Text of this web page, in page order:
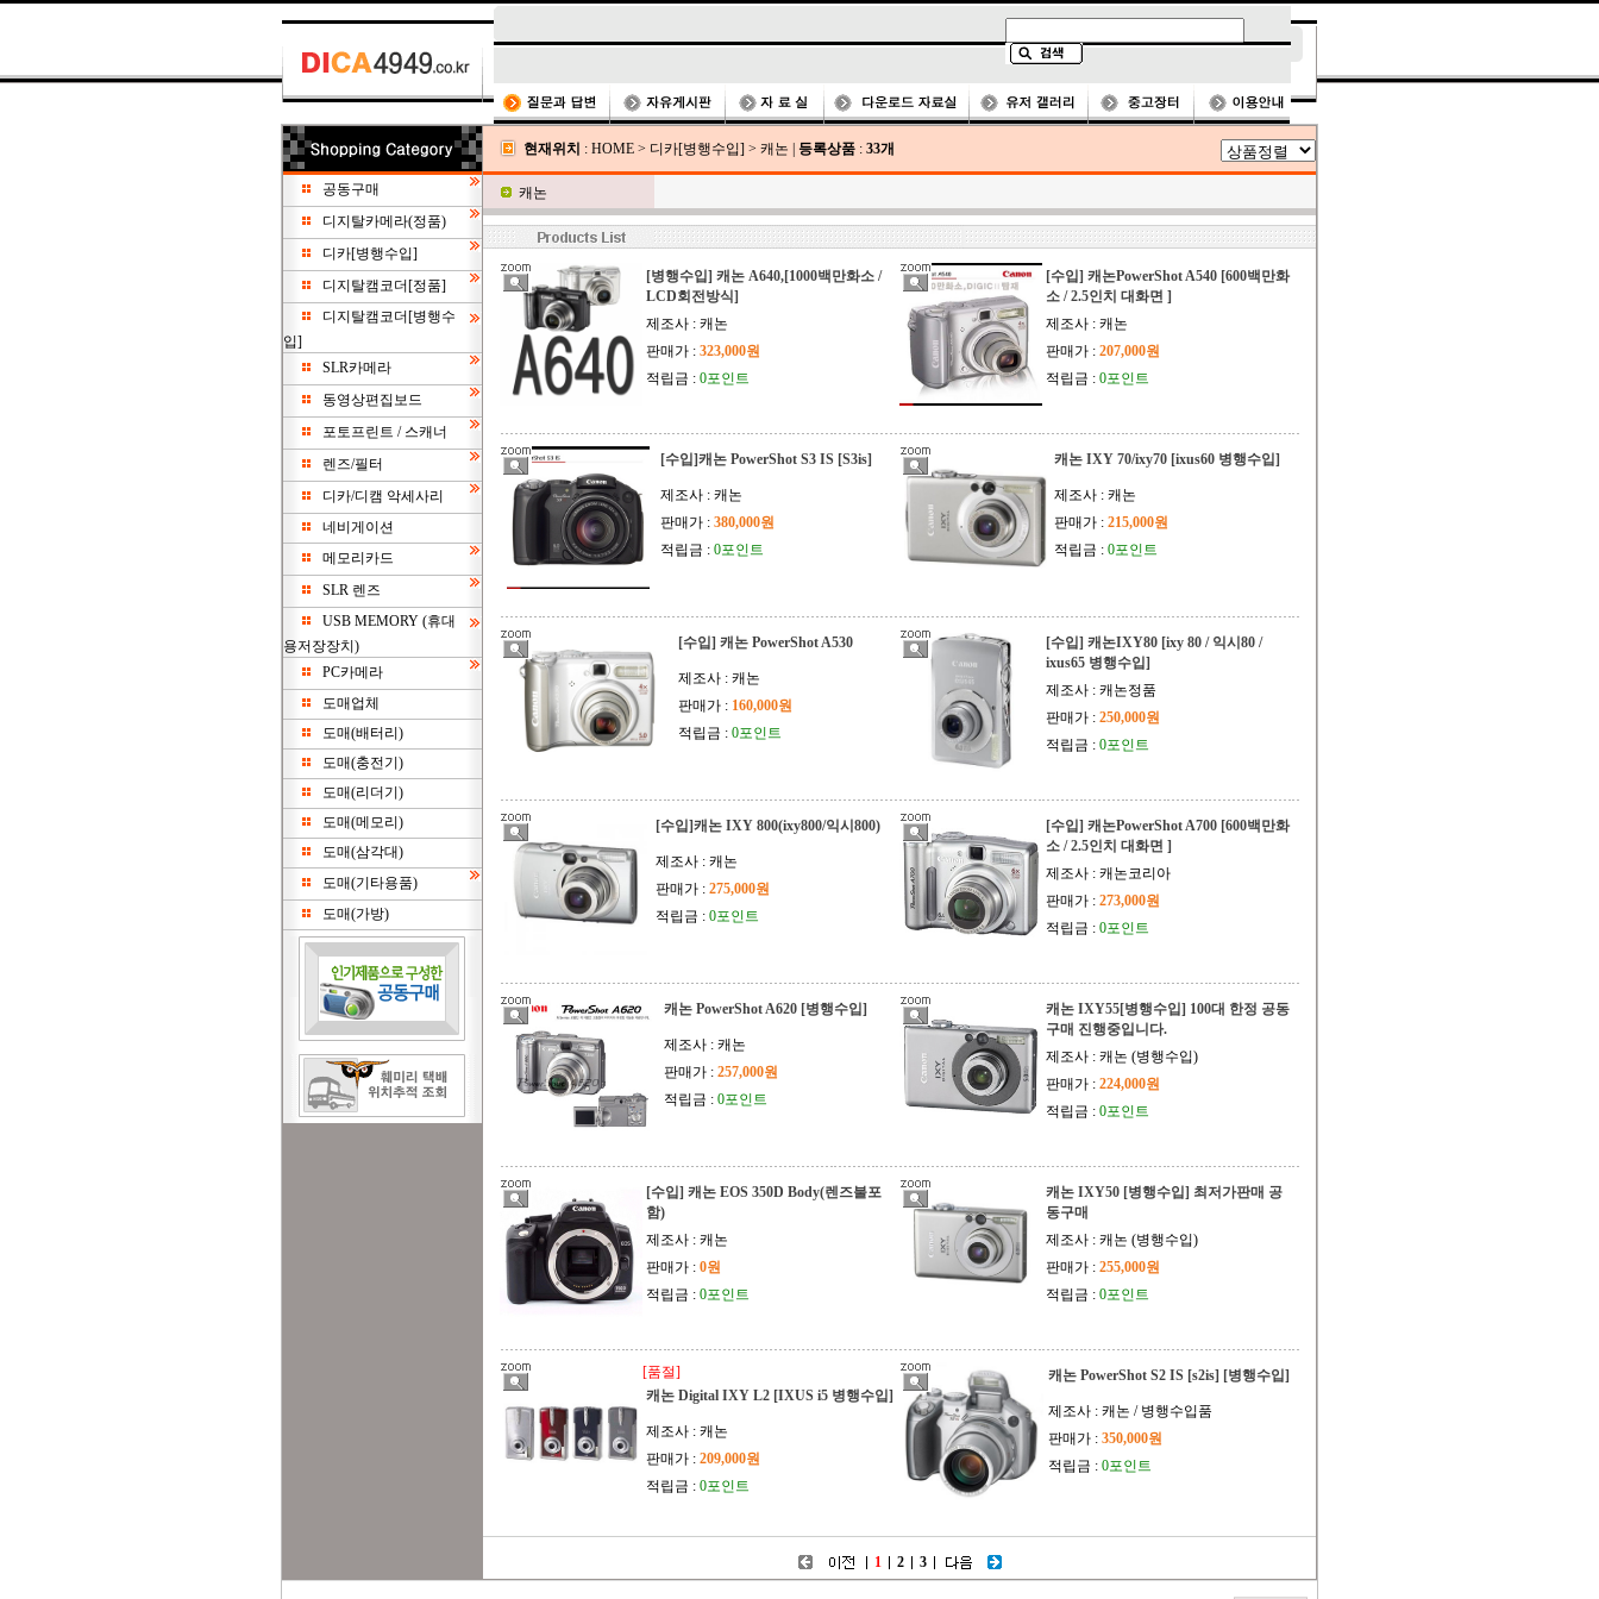
공동구매
디지탈카메라(정품)
디카[병행수입]
디지탈캠코더[정품]
디지탈캠코더[병행수
입]
SLR카메라
동영상편집보드
포토프린트 / 스캐너
렌즈/필터
디카/디캠 악세사리
네비게이션
메모리카드
SLR 렌즈
USB MEMORY (휴대
용저장장치)
PC카메라
도매업체
도매(배터리)
도매(충전기)
도매(리더기)
도매(메모리)
도매(삼각대)
도매(기타용품)
도매(가방)
현재위치 : HOME > 디카[병행수입] > 캐논 등록상품 : 33개
캐논
[병행수입] 캐논 A640,[1000백만화소 /
LCD회전방식]
제조사 : 캐논
판매가 : 323,000원
적립금 : 0포인트
[수입] 캐논PowerShot A540 [600백만화
소 / 2.5인치 대화면 ]
제조사 : 캐논
판매가 : 207,000원
적립금 : 0포인트
[수입]캐논 PowerShot S3 IS [S3is]
제조사 : 캐논
판매가 : 380,000원
적립금 : 0포인트
캐논 IXY 70/ixy70 [ixus60 병행수입]
제조사 : 캐논
판매가 : 215,000원
적립금 : 0포인트
[수입] 캐논 PowerShot A530
제조사 : 캐논
판매가 : 160,000원
적립금 : 0포인트
[수입] 캐논IXY80 [ixy 80 / 익시80 /
ixus65 병행수입]
제조사 : 캐논정품
판매가 : 250,000원
적립금 : 0포인트
[수입]캐논 IXY 800(ixy800/익시800)
제조사 : 캐논
판매가 : 275,000원
적립금 : 0포인트
[수입] 캐논PowerShot A700 [600백만화
소 / 2.5인치 대화면 ]
제조사 : 캐논코리아
판매가 : 273,000원
적립금 : 0포인트
캐논 PowerShot A620 [병행수입]
제조사 : 캐논
판매가 : 257,000원
적립금 : 0포인트
캐논 IXY55[병행수입] 100대 한정 공동
구매 진행중입니다.
제조사 : 캐논 (병행수입)
판매가 : 224,000원
적립금 : 0포인트
[수입] 캐논 EOS 350D Body(렌즈불포
함)
제조사 : 캐논
판매가 : 0원
적립금 : 0포인트
캐논 IXY50 [병행수입] 최저가판매 공
동구매
제조사 : 캐논 (병행수입)
판매가 : 255,000원
적립금 : 0포인트
[품절]
캐논 Digital IXY L2 [IXUS i5 병행수입]
제조사 : 캐논
판매가 : 209,000원
적립금 : 0포인트
캐논 PowerShot S2 IS [s2is] [병행수입]
제조사 : 캐논 / 병행수입품
판매가 : 350,000원
적립금 : 0포인트
1 2 3